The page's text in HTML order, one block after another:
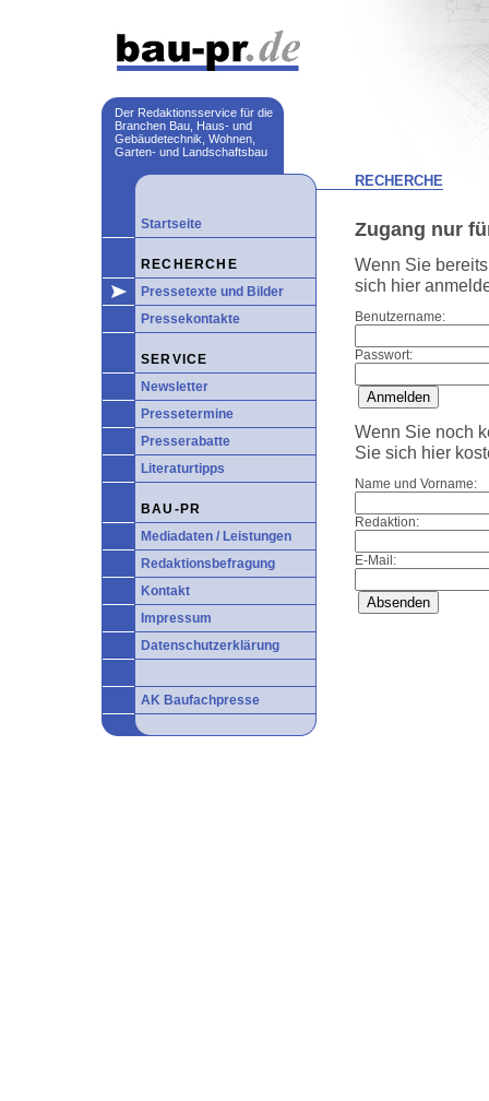
Der Redaktionsservice für die
Branchen Bau, Haus- und
Gebäudetechnik, Wohnen,
Garten- und Landschaftsbau
Startseite
RECHERCHE
Pressetexte und Bilder
Pressekontakte
SERVICE
Newsletter
Pressetermine
Presserabatte
Literaturtipps
BAU-PR
Mediadaten / Leistungen
Redaktionsbefragung
Kontakt
Impressum
Datenschutzerklärung
AK Baufachpresse
RECHERCHE
Zugang nur
Wenn Sie
sich hier
Benutzername:
Passwort:
Wenn Sie noch
Sie sich hier
Name und Vorname:
Redaktion:
E-Mail: